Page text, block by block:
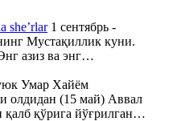
she’rlar1 сентябрь -
Мустақиллик куни.
азиз ва энг…
Умар Хайём
олдидан (15 май) Аввал
қалб қўрига йўғрилган…